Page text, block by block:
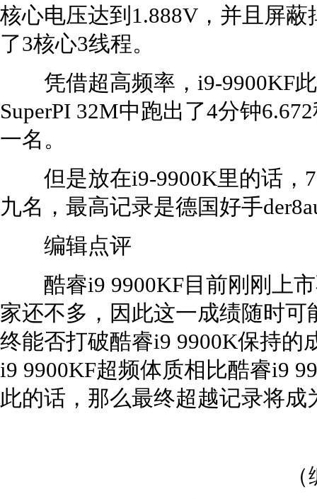
核心电压达到1.888V，并且屏
了3核心3线程。
凭借超高频率，i9-9900KF此
SuperPI 32M中跑出了4分钟
一名。
但是放在i9-9900K里的话，
九名，最高记录是德国好手
编辑点评
酷睿i9 9900KF目前刚刚上市
家还不多，因此这一成绩随时
终能否打破酷睿i9 9900K保持的
i9 9900KF超频体质相比酷睿i9
此的话，那么最终超越记录将成